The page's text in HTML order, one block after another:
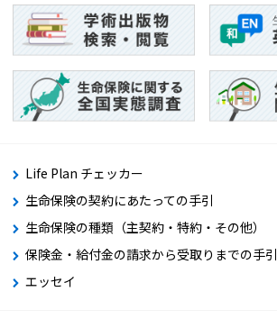
Life Plan チェッカー
生命保険の契約にあたっての手引
生命保険の種類（主契約・特約・その他）
保険金・給付金の請求から受取りまでの手引
エッセイ